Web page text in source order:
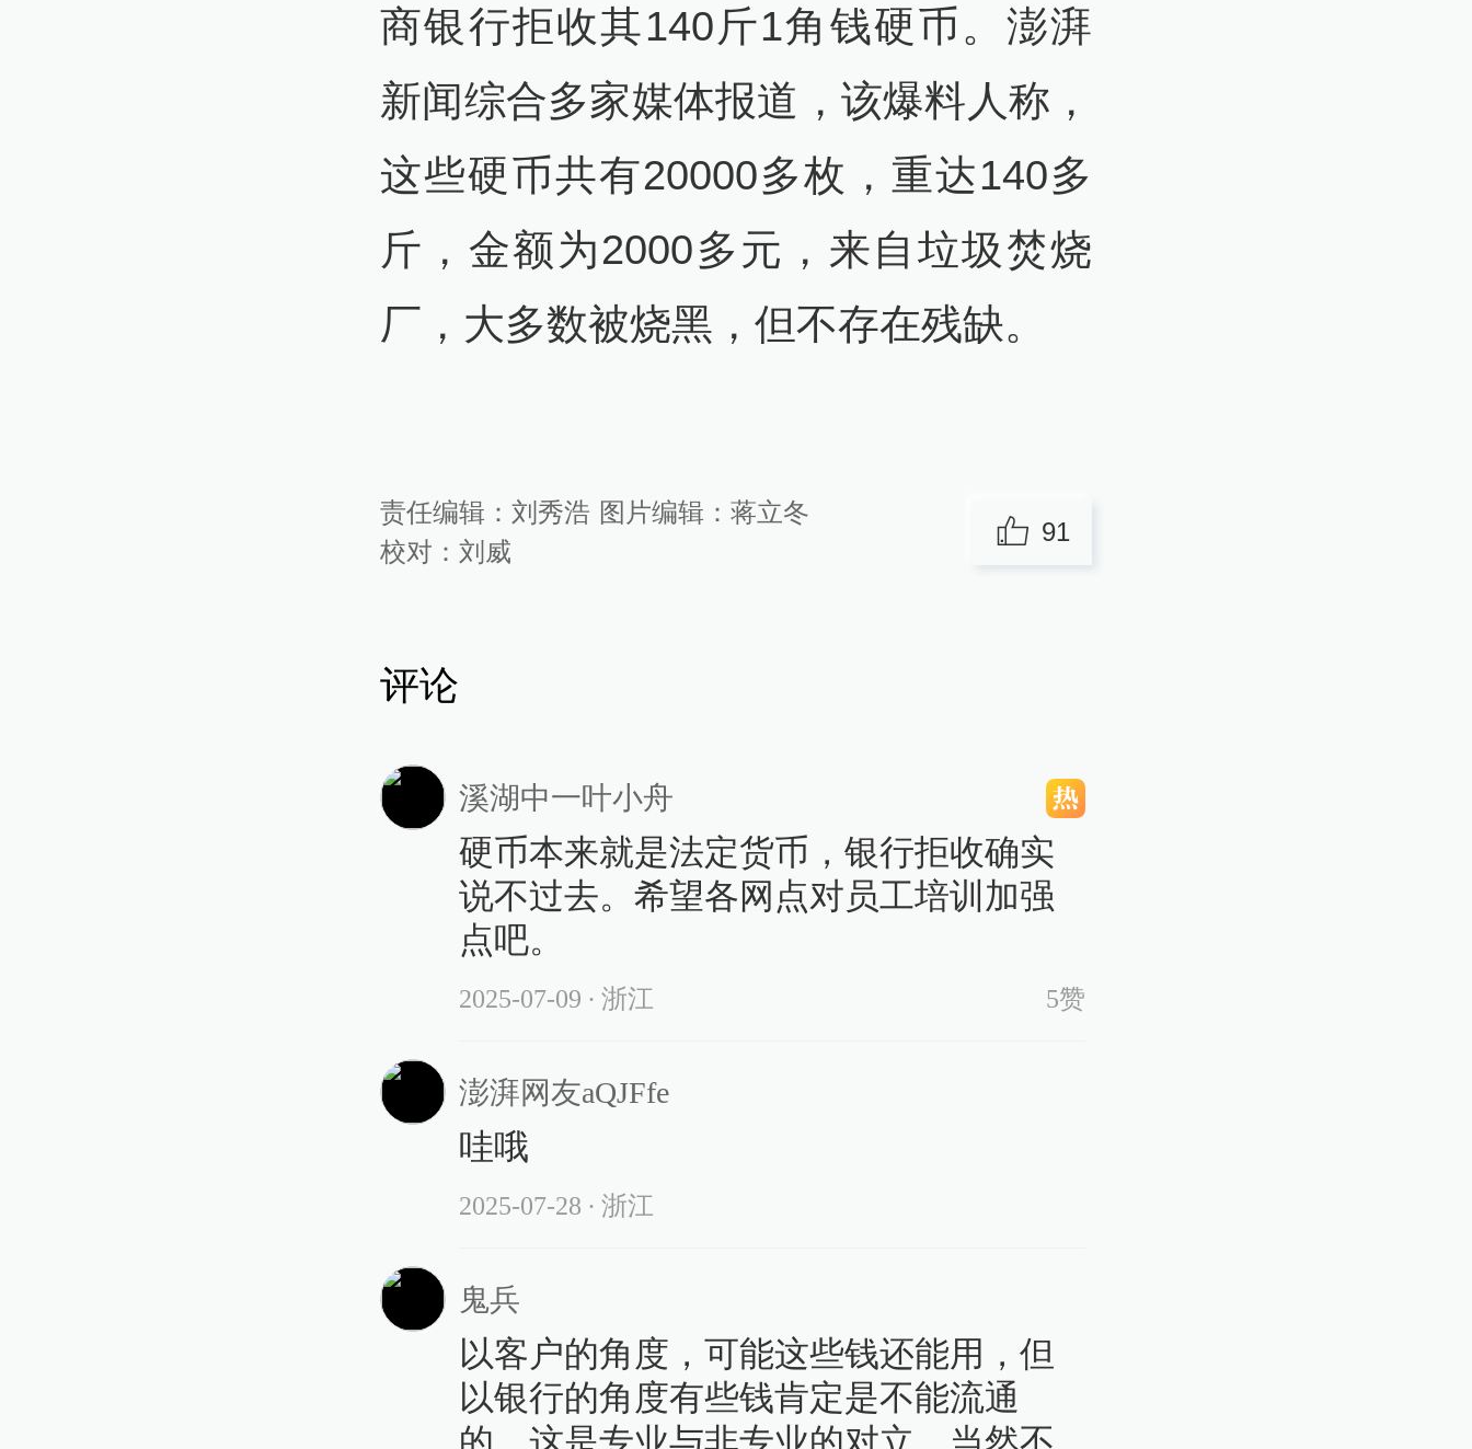
商银行拒收其140斤1角钱硬币。澎湃
新闻综合多家媒体报道，该爆料人称，
这些硬币共有20000多枚，重达140多
斤，金额为2000多元，来自垃圾焚烧
厂，大多数被烧黑，但不存在残缺。
责任编辑： 刘秀浩 图片编辑： 蒋立冬
校对： 刘威
91
评论
溪湖中一叶小舟
硬币本来就是法定货币，银行拒收确实
说不过去。希望各网点对员工培训加强
点吧。
2025-07-09 ∙ 浙江 5赞
澎湃网友aQJFfe
哇哦
2025-07-28 ∙ 浙江
鬼兵
以客户的角度，可能这些钱还能用，但
以银行的角度有些钱肯定是不能流通